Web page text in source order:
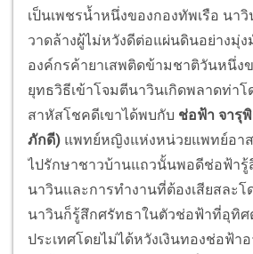
เป็นเพชรน้ำหนึ่งของกองทัพเรือ นา
วาดล้างผู้ไม่หวังดีต่อแผ่นดินอย่างมุ่ง
องค์กรค้ายาเสพติดข้ามชาติวันหนึ่ง
ยุทธวิธีเข้าโจมตีนาวินเกิดพลาดท่าโ
สาหัสโชคดีเขาได้พบกับ ช่อฟ้า จารุ
ภักดี) แพทย์หญิงแห่งหน่วยแพทย์อา
ไปรักษาชาวบ้านแถวนั้นพอดีช่อฟ้ารู้
นาวินและการทำงานที่ต้องเสียสละ
นาวินก็รู้สึกศรัทธาในตัวช่อฟ้าที่อุทิ
ประเทศโดยไม่ได้หวังเงินทองช่อฟ้า